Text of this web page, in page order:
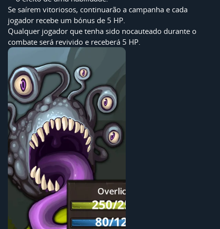
Se saírem vitoriosos, continuarão a campanha e cada
jogador recebe um bónus de 5 HP.
Qualquer jogador que tenha sido nocauteado durante o
combate será revivido e receberá 5 HP.